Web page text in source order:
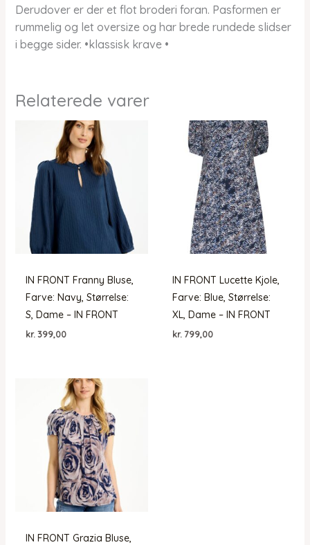
Derudover er der et flot broderi foran. Pasformen er
rummelig og let oversize og har brede rundede slidser
i begge sider. •klassisk krave •
Relaterede varer
IN FRONT Franny Bluse,
Farve: Navy, Størrelse:
S, Dame – IN FRONT
kr. 399,00
IN FRONT Lucette Kjole,
Farve: Blue, Størrelse:
XL, Dame – IN FRONT
kr. 799,00
IN FRONT Grazia Bluse,